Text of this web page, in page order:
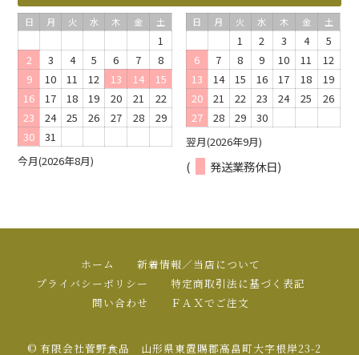
今月(2026年8月)
日 月 火 水 木 金 土
1
2
3 4 5 6 7
8
9
10 11 12 13 14
15
16
17 18 19 20 21
22
23
24 25 26 27 28
29
30
31 翌月(2026年9月)
日 月 火 水 木 金 土
1 2 3 4
5
6
7 8 9 10 11
12
13
14 15 16 17 18
19
20
21 22 23 24 25
26
27
28 29 30
( 発送業務休日)
ホーム
新着情報／当店について
プライバシーポリシー
特定商取引法に基づく表記
問い合わせ
ＦＡＸでご注文
© 有限会社菅野食品 山形県東置賜郡高畠町大字根岸23-2